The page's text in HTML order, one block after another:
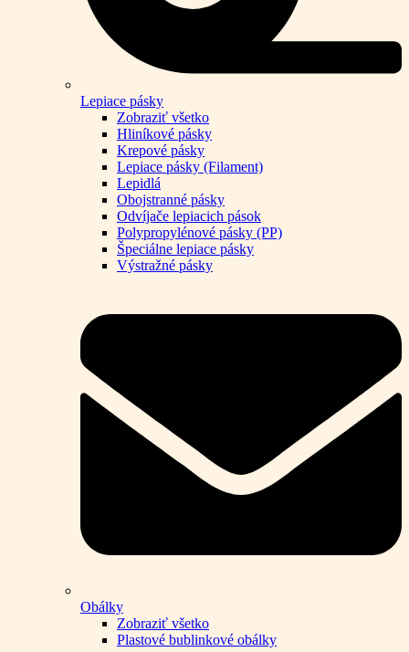
Lepiace pásky
Zobraziť všetko
Hliníkové pásky
Krepové pásky
Lepiace pásky (Filament)
Lepidlá
Obojstranné pásky
Odvíjače lepiacich pások
Polypropylénové pásky (PP)
Špeciálne lepiace pásky
Výstražné pásky
Obálky
Zobraziť všetko
Plastové bublinkové obálky